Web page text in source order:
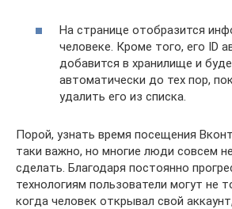
На странице отобразится
человеке. Кроме того, его ID
добавится в хранилище и
автоматически до тех пор,
удалить его из списка.
Порой, узнать время посещения
таки важно, но многие люди совсем
сделать. Благодаря постоянно
технологиям пользователи могут не
когда человек открывал свой